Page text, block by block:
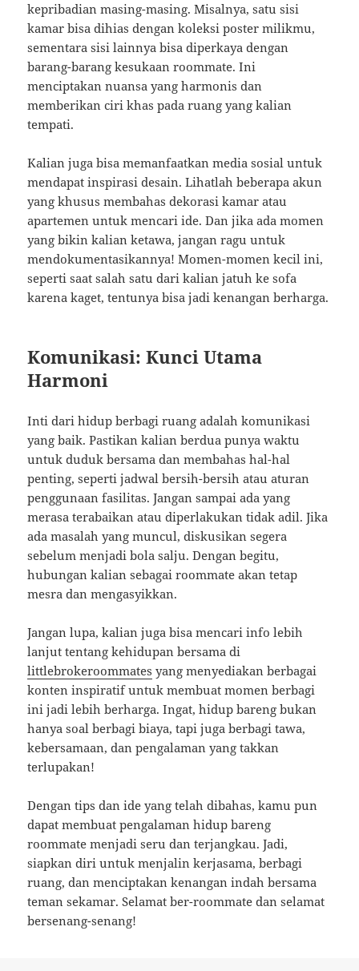
kepribadian masing-masing. Misalnya, satu sisi
kamar bisa dihias dengan koleksi poster milikmu,
sementara sisi lainnya bisa diperkaya dengan
barang-barang kesukaan roommate. Ini
menciptakan nuansa yang harmonis dan
memberikan ciri khas pada ruang yang kalian
tempati.
Kalian juga bisa memanfaatkan media sosial untuk
mendapat inspirasi desain. Lihatlah beberapa akun
yang khusus membahas dekorasi kamar atau
apartemen untuk mencari ide. Dan jika ada momen
yang bikin kalian ketawa, jangan ragu untuk
mendokumentasikannya! Momen-momen kecil ini,
seperti saat salah satu dari kalian jatuh ke sofa
karena kaget, tentunya bisa jadi kenangan berharga.
Komunikasi: Kunci Utama
Harmoni
Inti dari hidup berbagi ruang adalah komunikasi
yang baik. Pastikan kalian berdua punya waktu
untuk duduk bersama dan membahas hal-hal
penting, seperti jadwal bersih-bersih atau aturan
penggunaan fasilitas. Jangan sampai ada yang
merasa terabaikan atau diperlakukan tidak adil. Jika
ada masalah yang muncul, diskusikan segera
sebelum menjadi bola salju. Dengan begitu,
hubungan kalian sebagai roommate akan tetap
mesra dan mengasyikkan.
Jangan lupa, kalian juga bisa mencari info lebih
lanjut tentang kehidupan bersama di
littlebrokeroommates yang menyediakan berbagai
konten inspiratif untuk membuat momen berbagi
ini jadi lebih berharga. Ingat, hidup bareng bukan
hanya soal berbagi biaya, tapi juga berbagi tawa,
kebersamaan, dan pengalaman yang takkan
terlupakan!
Dengan tips dan ide yang telah dibahas, kamu pun
dapat membuat pengalaman hidup bareng
roommate menjadi seru dan terjangkau. Jadi,
siapkan diri untuk menjalin kerjasama, berbagi
ruang, dan menciptakan kenangan indah bersama
teman sekamar. Selamat ber-roommate dan selamat
bersenang-senang!